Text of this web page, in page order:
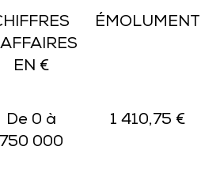
EN €
ÉMOLUMENT
De 0 à
750 000
1 410,75 €